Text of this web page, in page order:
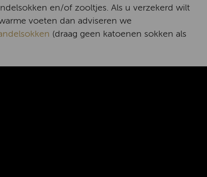
en/of zooltjes. Als u verzekerd wilt
voeten dan adviseren we
(draag geen katoenen sokken als